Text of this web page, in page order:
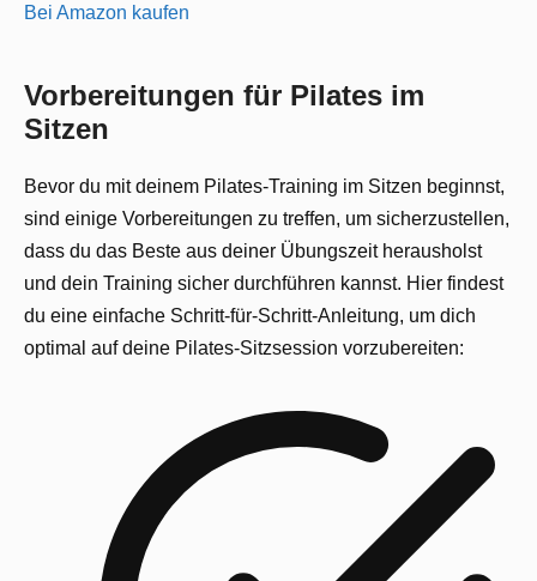
Bei Amazon kaufen
Vorbereitungen für Pilates im
Sitzen
Bevor du mit deinem Pilates-Training im Sitzen beginnst,
sind einige Vorbereitungen zu treffen, um sicherzustellen,
dass du das Beste aus deiner Übungszeit herausholst
und dein Training sicher durchführen kannst. Hier findest
du eine einfache Schritt-für-Schritt-Anleitung, um dich
optimal auf deine Pilates-Sitzsession vorzubereiten: